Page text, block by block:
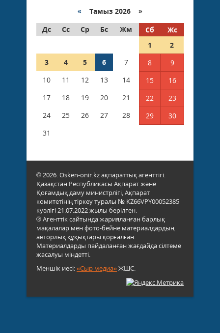
« Тамыз 2026 »
Дс
Сс Ср Бс Жм Сб
Жс
1
2
3
4 5 6 7 8
9
10
11 12 13 14 15
16
17
18 19 20 21 22
23
24
25 26 27 28 29
30
31
© 2026. Osken-onir.kz ақпараттық агенттігі.
Қазақстан Республикасы Ақпарат және
Қоғамдық даму министрлігі, Ақпарат
комитетінің тіркеу туралы № KZ66VPY00052385
куәлігі 21.07.2022 жылы берілген.
® Агенттік сайтында жарияланған барлық
мақалалар мен фото-бейне материалдардың
авторлық құқықтары қорғалған.
Материалдарды пайдаланған жағдайда сілтеме
жасалуы міндетті.
Меншік иесі:«Сыр медиа»ЖШС.